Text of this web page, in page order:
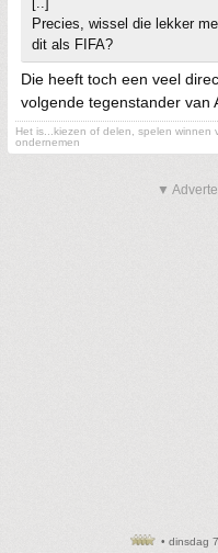
Precies, wissel die lekker
dit als FIFA?
Die heeft toch een veel
volgende tegenstander van
Het is...kiezen of delen, spelen winnen
ondernemen
▼
• dinsdag